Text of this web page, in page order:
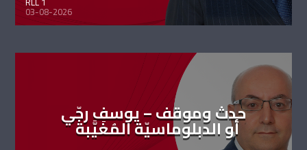
03-08-2026
حدث وموقف – يوسف رجّي
أو الدبلوماسيّة المُغَيَّبة